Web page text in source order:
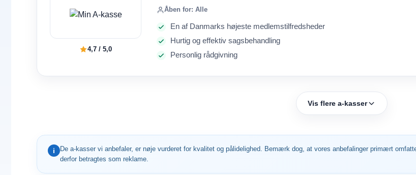
4,7 / 5,0
Åben for: Alle
En af Danmarks højeste medlemstilfredsheder
Hurtig og effektiv sagsbehandling
Personlig rådgivning
Vis flere a-kasser
i
De a-kasser vi anbefaler, er nøje vurderet for kvalitet og pålidelighed. Bemærk dog, at vores anbefalinger primært
derfor betragtes som reklame.